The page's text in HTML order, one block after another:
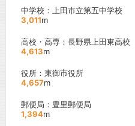
中学校：上田市立第五中学校
3,011m
高校・高専：長野県上田東高校
4,613m
役所：東御市役所
4,657m
郵便局：豊里郵便局
1,394m